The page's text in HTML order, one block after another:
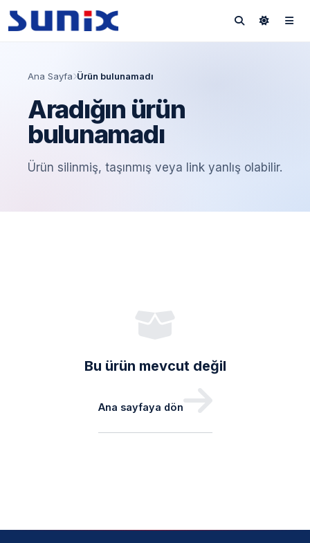
Ana Sayfa Ürün bulunamadı
Aradığın ürün
bulunamadı
Ürün silinmiş, taşınmış veya link yanlış olabilir.
Bu ürün mevcut değil
Ana sayfaya dön